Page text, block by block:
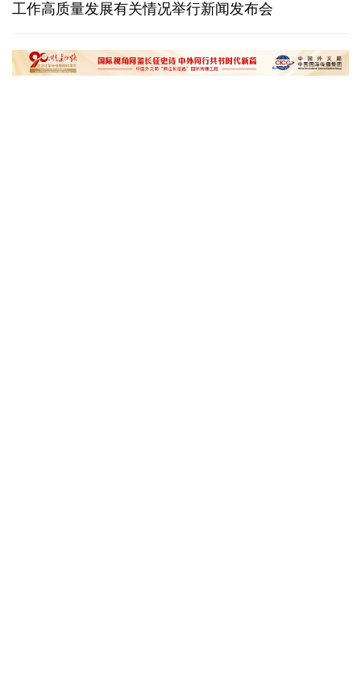
韩国总统要求加速整合军校 防范再度发生军事政变
工作高质量发展有关情况举行新闻发布会